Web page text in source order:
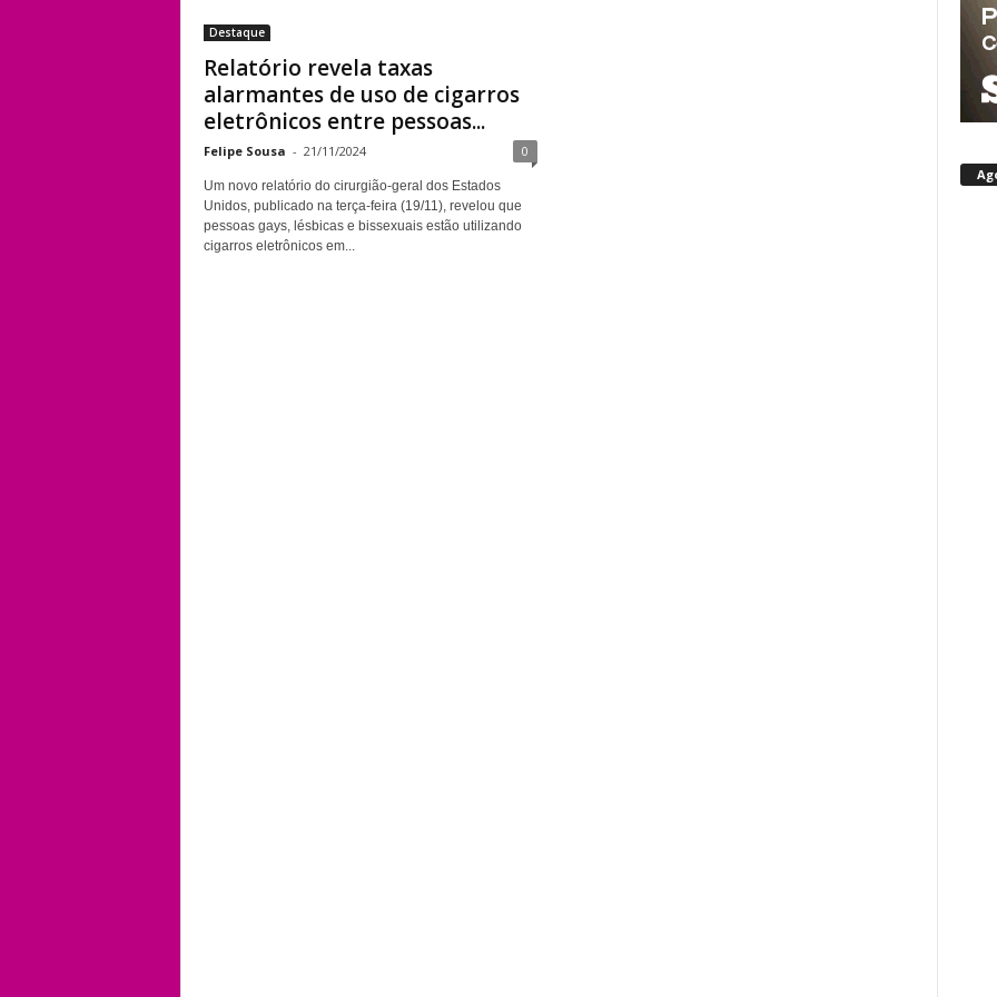
Destaque
Relatório revela taxas
alarmantes de uso de cigarros
eletrônicos entre pessoas...
Felipe Sousa - 21/11/2024 0
Um novo relatório do cirurgião-geral dos Estados
Unidos, publicado na terça-feira (19/11), revelou que
pessoas gays, lésbicas e bissexuais estão utilizando
cigarros eletrônicos em...